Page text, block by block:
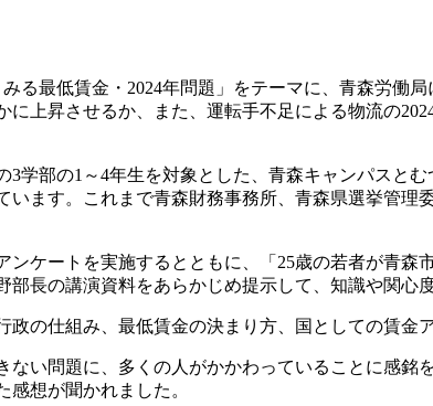
る最低賃金・2024年問題」をテーマに、青森労働
上昇させるか、また、運転手不足による物流の
学部の1～4年生を対象とした、青森キャンパスと
ます。これまで青森財務事務所、青森県選挙管
ケートを実施するとともに、「25歳の若者が青
長の講演資料をあらかじめ提示して、知識や関心
の仕組み、最低賃金の決まり方、国としての賃金
い問題に、多くの人がかかわっていることに感
想が聞かれました。